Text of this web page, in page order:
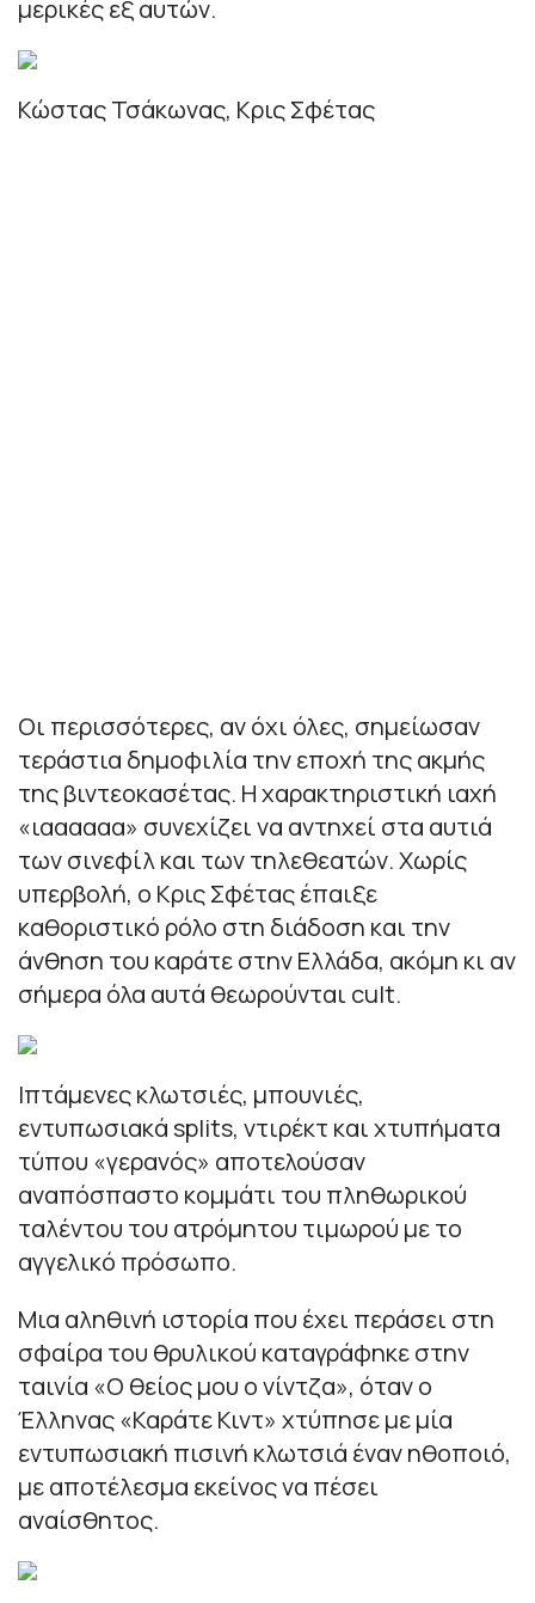
μερικές εξ αυτών.
Κώστας Τσάκωνας, Κρις Σφέτας
Οι περισσότερες, αν όχι όλες, σημείωσαν
τεράστια δημοφιλία την εποχή της ακμής
της βιντεοκασέτας. Η χαρακτηριστική ιαχή
«ιαααααα» συνεχίζει να αντηχεί στα αυτιά
των σινεφίλ και των τηλεθεατών. Χωρίς
υπερβολή, ο Κρις Σφέτας έπαιξε
καθοριστικό ρόλο στη διάδοση και την
άνθηση του καράτε στην Ελλάδα, ακόμη κι αν
σήμερα όλα αυτά θεωρούνται cult.
Iπτάμενες κλωτσιές, μπουνιές,
εντυπωσιακά splits, ντιρέκτ και χτυπήματα
τύπου «γερανός» αποτελούσαν
αναπόσπαστο κομμάτι του πληθωρικού
ταλέντου του ατρόμητου τιμωρού με το
αγγελικό πρόσωπο.
Μια αληθινή ιστορία που έχει περάσει στη
σφαίρα του θρυλικού καταγράφηκε στην
ταινία «Ο θείος μου ο νίντζα», όταν ο
Έλληνας «Καράτε Κιντ» χτύπησε με μία
εντυπωσιακή πισινή κλωτσιά έναν ηθοποιό,
με αποτέλεσμα εκείνος να πέσει
αναίσθητος.